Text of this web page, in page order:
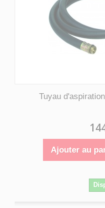
Tuyau
Ajouter au